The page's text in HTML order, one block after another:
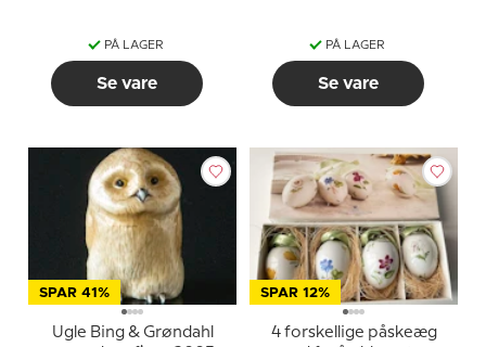
PÅ LAGER
Se vare
PÅ LAGER
Se vare
SPAR 41%
Ugle Bing & Grøndahl
SPAR 12%
4 forskellige påskeæg